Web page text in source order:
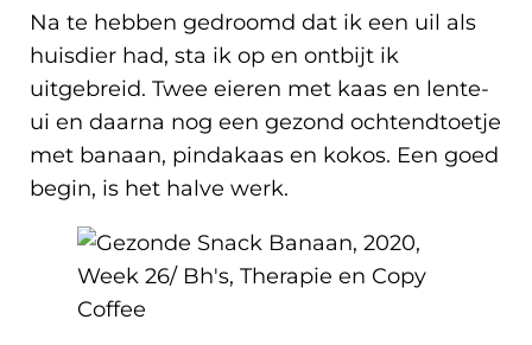
Na te hebben gedroomd dat ik een uil als
huisdier had, sta ik op en ontbijt ik
uitgebreid. Twee eieren met kaas en lente-
ui en daarna nog een gezond ochtendtoetje
met banaan, pindakaas en kokos. Een goed
begin, is het halve werk.